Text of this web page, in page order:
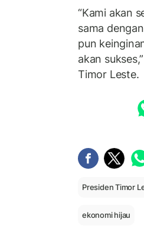
“Kami akan
sama
pun
akan
Timor Leste.
Presiden Timor
ekonomi hijau